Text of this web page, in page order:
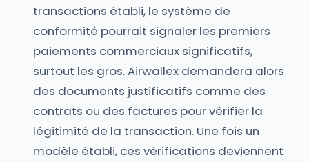
transactions établi, le système de
conformité pourrait signaler les premiers
paiements commerciaux significatifs,
surtout les gros. Airwallex demandera alors
des documents justificatifs comme des
contrats ou des factures pour vérifier la
légitimité de la transaction. Une fois un
modèle établi, ces vérifications deviennent